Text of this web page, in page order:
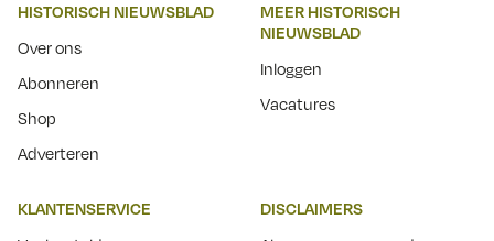
HISTORISCH NIEUWSBLAD
Over ons
Abonneren
Shop
Adverteren
MEER HISTORISCH
NIEUWSBLAD
Inloggen
Vacatures
KLANTENSERVICE
DISCLAIMERS